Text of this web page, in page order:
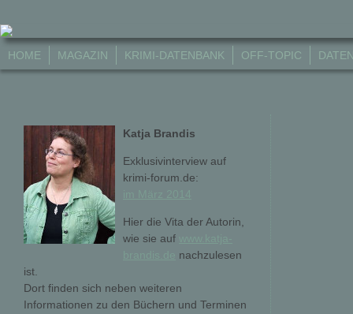
HOME MAGAZIN KRIMI-DATENBANK OFF-TOPIC
Katja Brandis
Exklusivinterview auf
krimi-forum.de:
Hier die Vita der Autorin,
wie sie auf
nachzulesen
ist.
Dort finden sich neben weiteren
Informationen zu den Büchern und Terminen